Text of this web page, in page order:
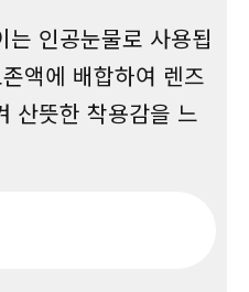
인공눈물로 사용됩
액에 배합하여 렌즈
산뜻한 착용감을 느